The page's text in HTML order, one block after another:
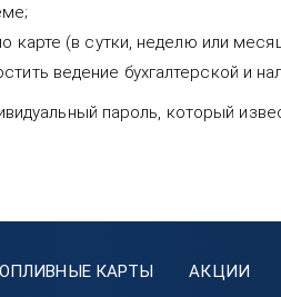
карте (в сутки, неделю или
ведение бухгалтерской и
пароль, который
КАРТЫ АКЦИИ